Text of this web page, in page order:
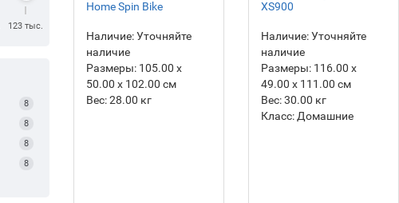
123 тыс.
8
8
8
8
Home Spin Bike
Наличие:Уточняйте
наличие
Размеры:105.00 х
50.00 х 102.00 см
Вес: 28.00 кг
XS900
Наличие:Уточняйте
наличие
Размеры:116.00 х
49.00 х 111.00 см
Вес:30.00 кг
Класс:Домашние